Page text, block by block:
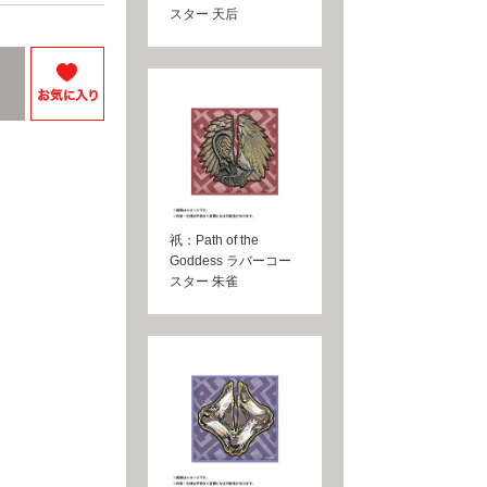
スター 天后
祇：Path of the
Goddess ラバーコー
スター 朱雀